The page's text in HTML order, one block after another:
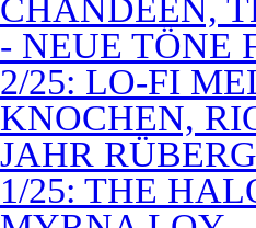
CHANDEEN,
- NEUE TÖNE
2/25: LO-FI
KNOCHEN,
JAHR
1/25: THE